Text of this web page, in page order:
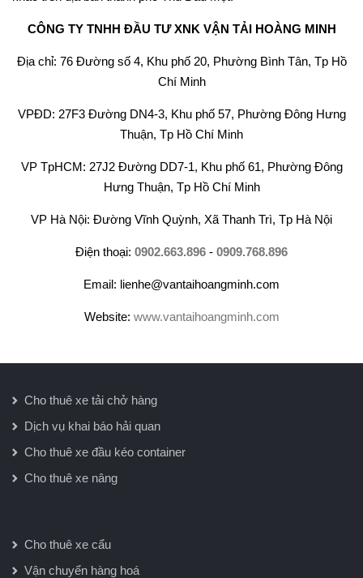
CÔNG TY TNHH ĐẦU TƯ XNK VẬN TẢI HOÀNG MINH
Địa chỉ: 76 Đường số 4, Khu phố 20, Phường Bình Tân, Tp Hồ
Chí Minh
VPĐD: 27F3 Đường DN4-3, Khu phố 57, Phường Đông Hưng
Thuận, Tp Hồ Chí Minh
VP TpHCM: 27J2 Đường DD7-1, Khu phố 61, Phường Đông
Hưng Thuận, Tp Hồ Chí Minh
VP Hà Nội: Đường Vĩnh Quỳnh, Xã Thanh Trì, Tp Hà Nội
Điện thoại: 0902.663.896 - 0909.768.896
Email: lienhe@vantaihoangminh.com
Website: www.vantaihoangminh.com
Cho thuê xe tải chở hàng
Dịch vụ khai báo hải quan
Cho thuê xe đầu kéo container
Cho thuê xe nâng
Cho thuê xe cẩu
Vận chuyển hàng hoá